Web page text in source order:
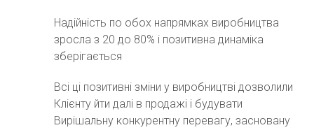
Надійність по обох напрямках виробництва
зросла з 20 до 80% і позитивна динаміка
зберігається
Всі ці позитивні зміни у виробництві дозволили
Клієнту йти далі в продажі і будувати
Вирішальну конкурентну перевагу, засновану